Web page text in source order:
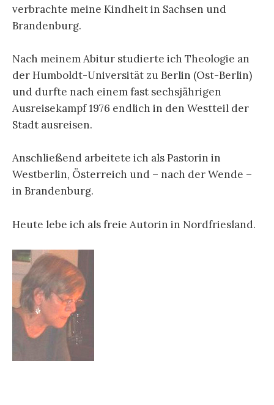
verbrachte meine Kindheit in Sachsen und
Brandenburg.
Nach meinem Abitur studierte ich Theologie an
der Humboldt-Universität zu Berlin (Ost-Berlin)
und durfte nach einem fast sechsjährigen
Ausreisekampf 1976 endlich in den Westteil der
Stadt ausreisen.
Anschließend arbeitete ich als Pastorin in
Westberlin, Österreich und – nach der Wende –
in Brandenburg.
Heute lebe ich als freie Autorin in Nordfriesland.